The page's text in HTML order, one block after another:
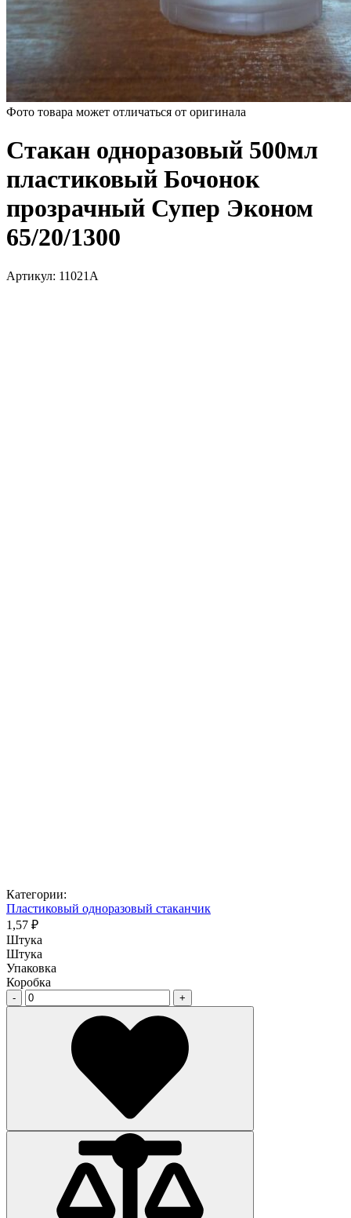
Фото товара может отличаться от оригинала
Стакан одноразовый 500мл
пластиковый Бочонок
прозрачный Супер Эконом
65/20/1300
Артикул: 11021А
Категории:
Пластиковый одноразовый стаканчик
1,57 ₽
Штука
Штука
Упаковка
Коробка